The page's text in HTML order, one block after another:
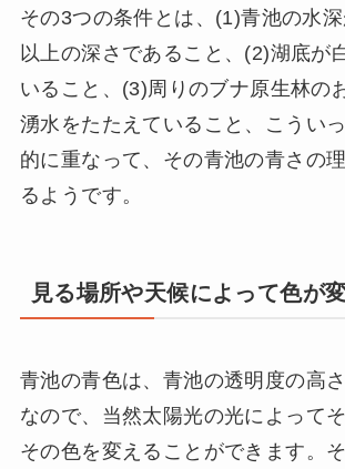
その3つの条件とは、(1)青池の水
以上の深さであること、(2)湖底が
いること、(3)周りのブナ原生林の
湧水をたたえていること、こうい
的に重なって、その青池の青さの
るようです。
見る場所や天候によって色が
青池の青色は、青池の透明度の高
なので、当然太陽光の光によって
その色を変えることができます。